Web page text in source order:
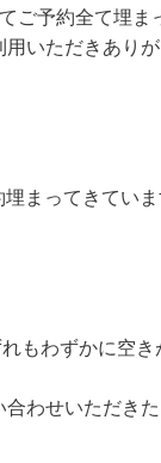
ご予約全て埋ま
用いただきあり
埋まってきてい
もわずかに空き
わせいただき